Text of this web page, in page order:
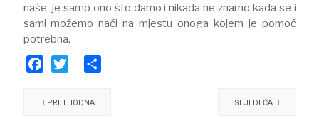
naše je samo ono što damo i nikada ne znamo kada se i
sami možemo naći na mjestu onoga kojem je pomoć
potrebna.
PRETHODNA SLJEDEĆA